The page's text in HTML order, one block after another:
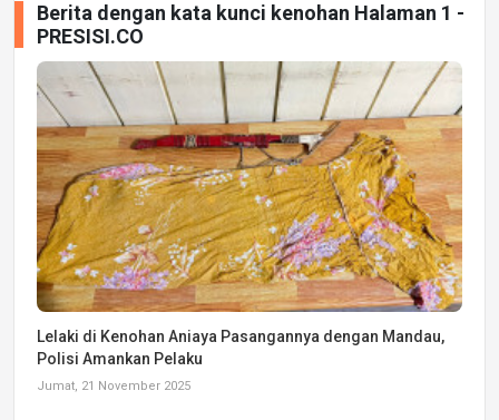
Berita dengan kata kunci kenohan Halaman 1 -
PRESISI.CO
Lelaki di Kenohan Aniaya Pasangannya dengan Mandau,
Polisi Amankan Pelaku
Jumat, 21 November 2025